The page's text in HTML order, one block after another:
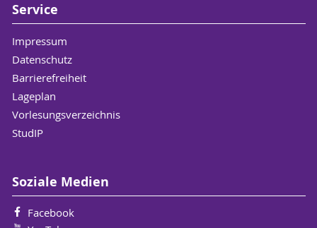
Service
Impressum
Datenschutz
Barrierefreiheit
Lageplan
Vorlesungsverzeichnis
StudIP
Soziale Medien
Facebook